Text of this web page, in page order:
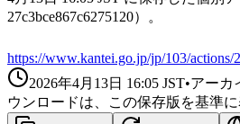
27c3bce867c6275120）。
https://www.kantei.go.jp/jp/103/actions/
2026年4月13日 16:05 JST•アーカ
ウンロードは、この保存版を基準に